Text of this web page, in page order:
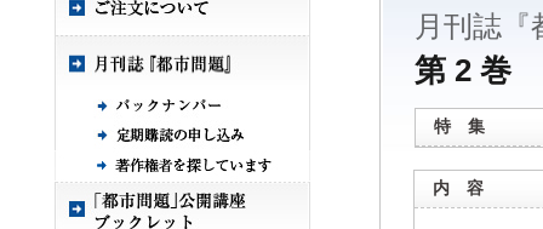
月刊誌『
第 2 巻
特 集
内 容